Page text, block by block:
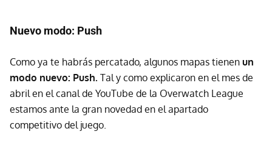
Nuevo modo: Push
Como ya te habrás percatado, algunos mapas tienen un
modo nuevo: Push. Tal y como explicaron en el mes de
abril en el canal de YouTube de la Overwatch League
estamos ante la gran novedad en el apartado
competitivo del juego.